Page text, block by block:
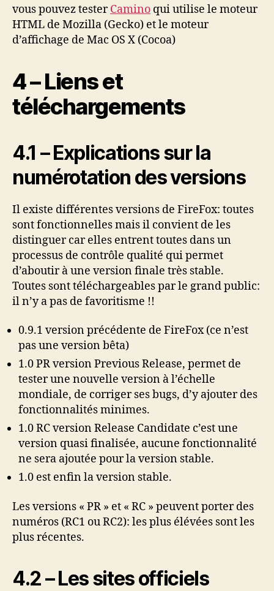
vous pouvez testerCamino qui utilise le moteur
HTML de Mozilla (Gecko) et le moteur
d’affichage de Mac OS X (Cocoa)
4 – Liens et
téléchargements
4.1 – Explications sur la
numérotation des versions
Il existe différentes versions de FireFox: toutes
sont fonctionnelles mais il convient de les
distinguer car elles entrent toutes dans un
processus de contrôle qualité qui permet
d’aboutir à une version finale très stable.
Toutes sont téléchargeables par le grand public:
il n’y a pas de favoritisme !!
0.9.1 version précédente de FireFox (ce n’est
pas une version bêta)
1.0 PR version Previous Release, permet de
tester une nouvelle version à l’échelle
mondiale, de corriger ses bugs, d’y ajouter des
fonctionnalités minimes.
1.0 RC version Release Candidate c’est une
version quasi finalisée, aucune fonctionnalité
ne sera ajoutée pour la version stable.
1.0 est enfin la version stable.
Les versions « PR » et « RC » peuvent porter des
numéros (RC1 ou RC2): les plus élévées sont les
plus récentes.
4.2 – Les sites officiels